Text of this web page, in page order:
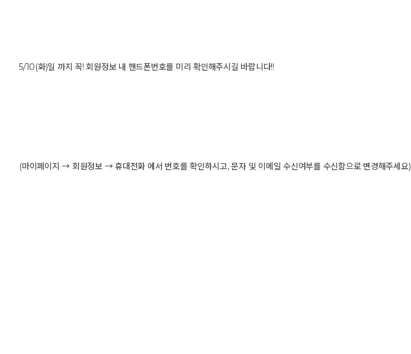
5/10(화)일 까지 꼭! 회원정보 내 핸드폰번호를 미리 확인해주시길 바랍니다!!
(마이페이지 → 회원정보 → 휴대전화 에서 번호를 확인하시고, 문자 및 이메일 수신여부를 수신함으로 변경해주세요)